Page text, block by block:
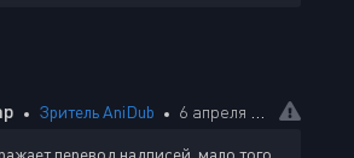
Зритель AniDub 6 апреля 2024 22:44